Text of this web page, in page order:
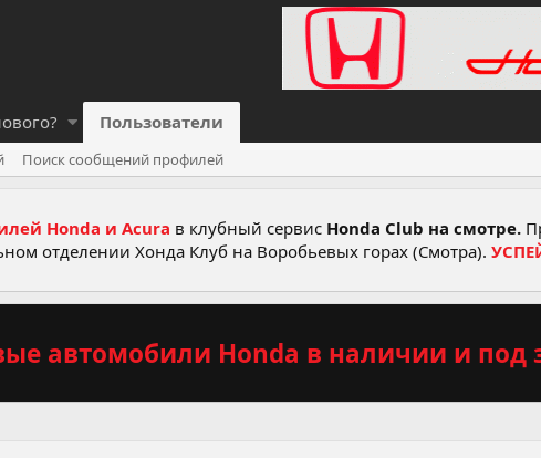
Пользователи
Поиск сообщений профилей
Honda и Acura в клубный сервис Honda Club на смотре.
отделении Хонда Клуб на Воробьевых горах (Смотра).
автомобили Honda в наличии и под